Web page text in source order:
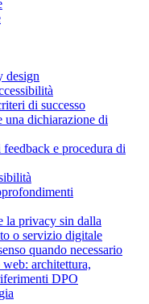
design
di successo
una dichiarazione di
e procedura di
la privacy sin dalla
o servizio digitale
quando necessario
architettura,
DPO